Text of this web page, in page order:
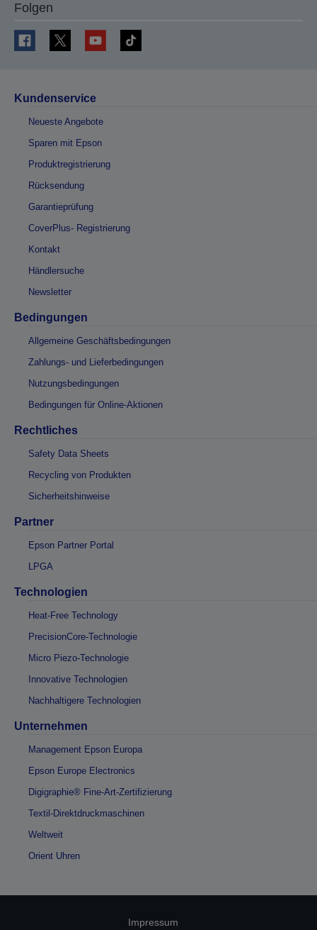
Folgen
Kundenservice
Neueste Angebote
Sparen mit Epson
Produktregistrierung
Rücksendung
Garantieprüfung
CoverPlus- Registrierung
Kontakt
Händlersuche
Newsletter
Bedingungen
Allgemeine Geschäftsbedingungen
Zahlungs- und Lieferbedingungen
Nutzungsbedingungen
Bedingungen für Online-Aktionen
Rechtliches
Safety Data Sheets
Recycling von Produkten
Sicherheitshinweise
Partner
Epson Partner Portal
LPGA
Technologien
Heat-Free Technology
PrecisionCore-Technologie
Micro Piezo-Technologie
Innovative Technologien
Nachhaltigere Technologien
Unternehmen
Management Epson Europa
Epson Europe Electronics
Digigraphie® Fine-Art-Zertifizierung
Textil-Direktdruckmaschinen
Weltweit
Orient Uhren
Impressum